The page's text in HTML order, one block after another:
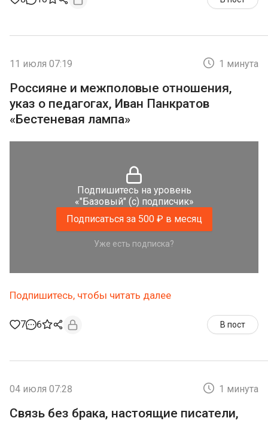
11 июля 07:19 1 минута
Россияне и межполовые отношения,
указ о педагогах, Иван Панкратов
«Бестеневая лампа»
Подпишитесь на уровень
«"Базовый" (с) подписчик»
Подписаться за 500 ₽ в месяц
Уже есть подписка?
Подпишитесь, чтобы читать далее
7 6 В пост
04 июля 07:28 1 минута
Связь без брака, настоящие писатели,